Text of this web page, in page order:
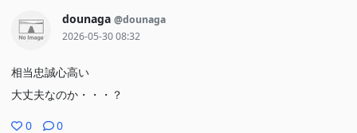
dounaga @dounaga
2026-05-30 08:32
相当忠誠心高い
大丈夫なのか・・・？
0 0